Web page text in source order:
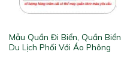
Mẫu Quần Đi Biển, Quần Biển
Du Lịch Phối Với Áo Phông